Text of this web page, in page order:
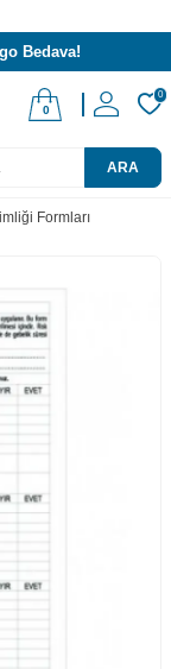
Bedava!
ARA
0
0
Formları